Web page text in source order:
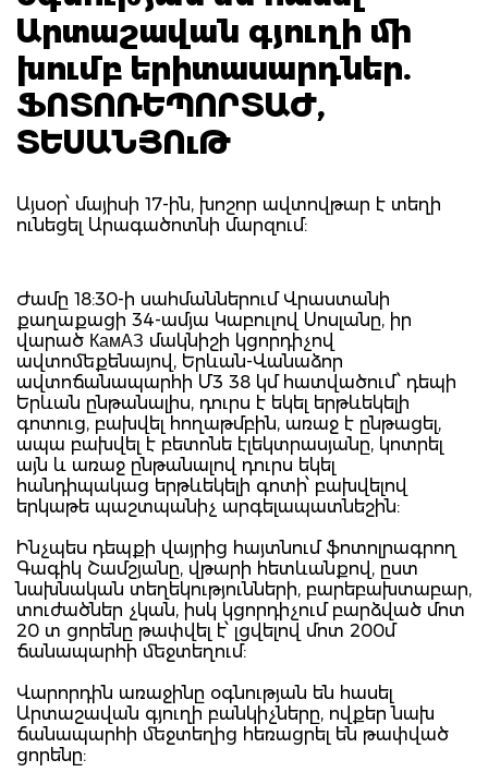
Արտաշավան գյուղի մի
խումբ երիտասարդներ.
ՖՈՏՈՌԵՊՈՐՏԱԺ,
ՏԵՍԱՆՅՈւԹ
Այսօր՝ մայիսի 17-ին, խոշոր ավտովթար է տեղի
ունեցել Արագածոտնի մարզում:
Ժամը 18:30-ի սահմաններում Վրաստանի
քաղաքացի 34-ամյա Կաբուլով Սոսլանը, իր
վարած КамАЗ մակնիշի կցորդիչով
ավտոմեքենայով, Երևան-Վանաձոր
ավտոճանապարհի Մ3 38 կմ հատվածում՝ դեպի
Երևան ընթանալիս, դուրս է եկել երթևեկելի
գոտուց, բախվել հողաթմբին, առաջ է ընթացել,
ապա բախվել է բետոնե էլեկտրասյանը, կոտրել
այն և առաջ ընթանալով դուրս եկել
հանդիպակաց երթևեկելի գոտի՝ բախվելով
երկաթե պաշտպանիչ արգելապատնեշին:
Ինչպես դեպքի վայրից հայտնում ֆոտոլրագրող
Գագիկ Շամշյանը, վթարի հետևանքով, ըստ
նախնական տեղեկությունների, բարեբախտաբար,
տուժածներ չկան, իսկ կցորդիչում բարձված մոտ
20 տ ցորենը թափվել է՝ լցվելով մոտ 200մ
ճանապարհի մեջտեղում:
Վարորդին առաջինը օգնության են հասել
Արտաշավան գյուղի բանկիչները, ովքեր նախ
ճանապարհի մեջտեղից հեռացրել են թափված
ցորենը: